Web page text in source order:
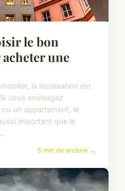
le bon
une
la localisation est
vous envisagez
un appartement, le
important que le
5 min de lecture →